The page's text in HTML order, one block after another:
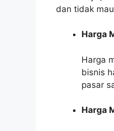
dan tidak
Harga
Harga
bisnis
pasar
Harga